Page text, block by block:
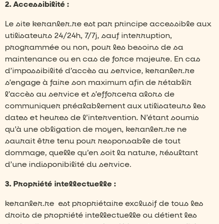
2. Accessibilité :
Le site keranler.re est par principe accessible aux
utilisateurs 24/24h, 7/7j, sauf interruption,
programmée ou non, pour les besoins de sa
maintenance ou en cas de force majeure. En cas
d’impossibilité d’accès au service, keranler.re
s’engage à faire son maximum afin de rétablir
l’accès au service et s’efforcera alors de
communiquer préalablement aux utilisateurs les
dates et heures de l’intervention. N’étant soumis
qu’à une obligation de moyen, keranler.re ne
saurait être tenu pour responsable de tout
dommage, quelle qu’en soit la nature, résultant
d’une indisponibilité du service.
3. Propriété intellectuelle :
keranler.re est propriétaire exclusif de tous les
droits de propriété intellectuelle ou détient les